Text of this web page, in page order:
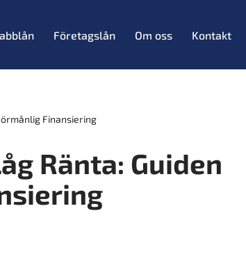
Företagslån Om oss Kontakt
Finansiering
Ränta: Guiden